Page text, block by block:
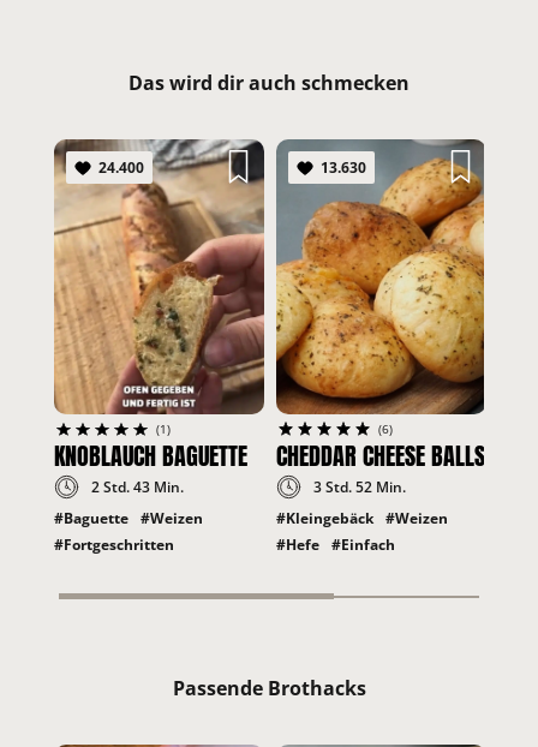
Das wird dir auch schmecken
24.400
(1)
KNOBLAUCH BAGUETTE
2 Std. 43 Min.
#Baguette #Weizen
#Fortgeschritten
13.630
(6)
CHEDDAR CHEESE BALLS
3 Std. 52 Min.
#Kleingebäck #Weizen
#Hefe #Einfach
Passende Brothacks